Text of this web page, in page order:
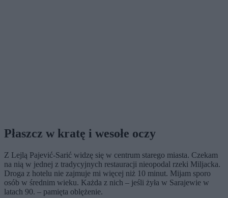
Płaszcz w kratę i wesołe oczy
Z Lejlą Pajević-Sarić widzę się w centrum starego miasta. Czekam
na nią w jednej z tradycyjnych restauracji nieopodal rzeki Miljacka.
Droga z hotelu nie zajmuje mi więcej niż 10 minut. Mijam sporo
osób w średnim wieku. Każda z nich – jeśli żyła w Sarajewie w
latach 90. – pamięta oblężenie.